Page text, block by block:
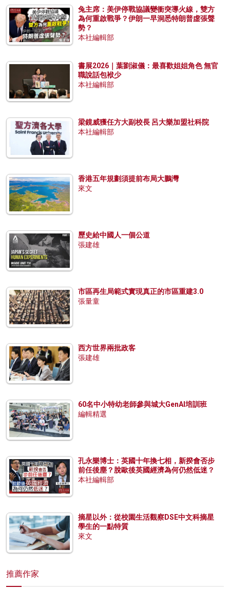
兔主席：美伊停戰協議變衝突導火線，雙方
為何重啟戰爭？伊朗一早洞悉特朗普虛張聲
勢？
本社編輯部
書展2026｜葉劉淑儀：最喜歡姐姐角色 無官
職說話包袱少
本社編輯部
梁鏡威獲任方大副校長 呂大樂加盟社科院
本社編輯部
香港五年規劃須提前布局大鵬灣
來文
歷史給中國人一個公道
張建雄
市區再生局範式實現真正的市區重建3.0
張量童
西方世界兩批政客
張建雄
60名中小特幼老師參與城大GenAI培訓班
編輯精選
孔永樂博士：英國十年換七相，新揆會否步
前任後塵？脫歐後英國經濟為何仍然低迷？
本社編輯部
摘星以外：從校園生活觀察DSE中文科摘星
學生的一點特質
來文
推薦作家